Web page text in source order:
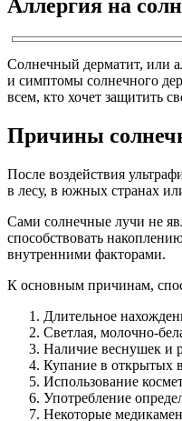
Аллергия на
Солнечный дерматит, или
и симптомы солнечного
всем, кто хочет защитить
Причины
После воздействия
в лесу, в южных странах
Сами солнечные лучи не
способствовать
внутренними факторами.
К основным причинам,
Длительное
Светлая, молочно-
Наличие веснушек и
Купание в открытых
Использование
Употребление
Некоторые